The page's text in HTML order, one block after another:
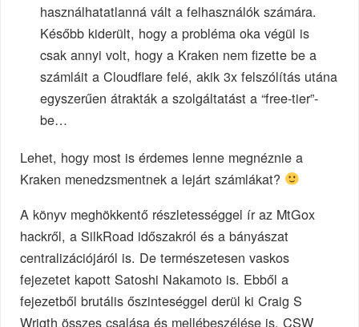
használhatatlanná vált a felhasználók számára.
Később kiderült, hogy a probléma oka végül is
csak annyi volt, hogy a Kraken nem fizette be a
számláit a Cloudflare felé, akik 3x felszólítás utána
egyszerűen átrakták a szolgáltatást a “free-tier”-
be…
Lehet, hogy most is érdemes lenne megnéznie a
Kraken menedzsmentnek a lejárt számlákat?
A könyv meghökkentő részletességgel ír az MtGox
hackről, a SilkRoad időszakról és a bányászat
centralizációjáról is. De természetesen vaskos
fejezetet kapott Satoshi Nakamoto is. Ebből a
fejezetből brutális őszinteséggel derül ki Craig S
Wrigth összes csalása és mellébeszélése is. CSW